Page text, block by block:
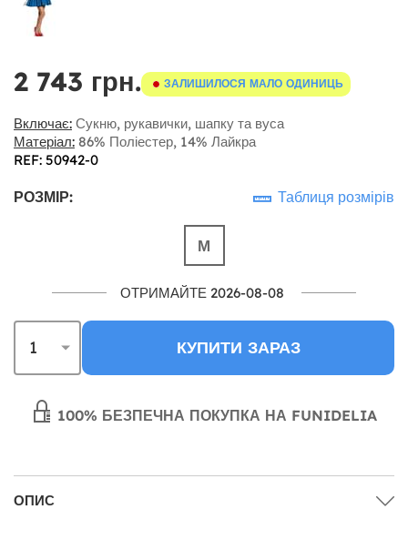
2 743 грн. ЗАЛИШИЛОСЯ МАЛО ОДИНИЦЬ
Включає: Сукню, рукавички, шапку та вуса
Матеріал: 86% Поліестер, 14% Лайкра
REF: 50942-0
РОЗМІР: Таблиця розмірів
М
ОТРИМАЙТЕ 2026-08-08
КУПИТИ ЗАРАЗ
100% БЕЗПЕЧНА ПОКУПКА НА FUNIDELIA
ОПИС